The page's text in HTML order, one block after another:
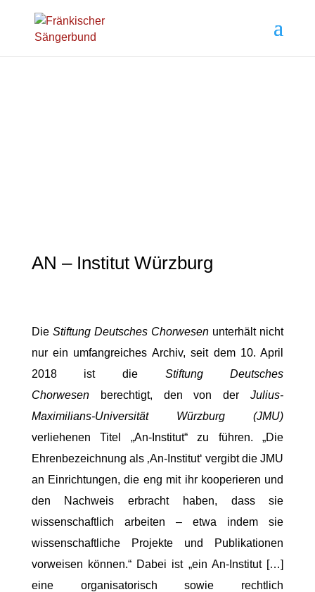
AN – Institut Würzburg
Die Stiftung Deutsches Chorwesen unterhält nicht
nur ein umfangreiches Archiv, seit dem 10. April
2018 ist die Stiftung Deutsches
Chorwesenberechtigt, den von derJulius-
Maximilians-Universität Würzburg (JMU)
verliehenen Titel „An-Institut“ zu führen. „Die
Ehrenbezeichnung als ‚An-Institut‘ vergibt die JMU
an Einrichtungen, die eng mit ihr kooperieren und
den Nachweis erbracht haben, dass sie
wissenschaftlich arbeiten – etwa indem sie
wissenschaftliche Projekte und Publikationen
vorweisen können.“ Dabei ist „ein An-Institut […]
eine organisatorisch sowie rechtlich